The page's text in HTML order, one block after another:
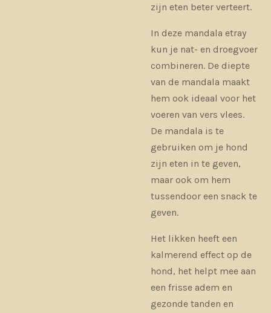
zijn eten beter verteert.
In deze mandala etray
kun je nat- en droegvoer
combineren. De diepte
van de mandala maakt
hem ook ideaal voor het
voeren van vers vlees.
De mandala is te
gebruiken om je hond
zijn eten in te geven,
maar ook om hem
tussendoor een snack te
geven.
Het likken heeft een
kalmerend effect op de
hond, het helpt mee aan
een frisse adem en
gezonde tanden en